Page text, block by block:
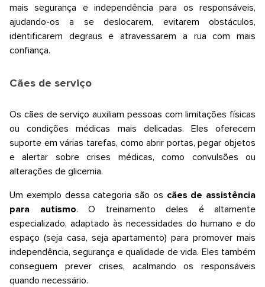
mais segurança e independência para os responsáveis,
ajudando-os a se deslocarem, evitarem obstáculos,
identificarem degraus e atravessarem a rua com mais
confiança.
Cães de serviço
Os cães de serviço auxiliam pessoas com limitações físicas
ou condições médicas mais delicadas. Eles oferecem
suporte em várias tarefas, como abrir portas, pegar objetos
e alertar sobre crises médicas, como convulsões ou
alterações de glicemia.
Um exemplo dessa categoria são os cães de assistência
para autismo. O treinamento deles é altamente
especializado, adaptado às necessidades do humano e do
espaço (seja casa, seja apartamento) para promover mais
independência, segurança e qualidade de vida. Eles também
conseguem prever crises, acalmando os responsáveis
quando necessário.